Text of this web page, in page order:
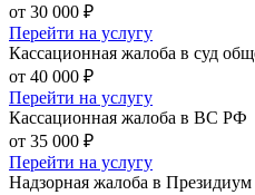
от 30 000 ₽
Перейти на услугу
Кассационная жалоба в суд
от 40 000 ₽
Перейти на услугу
Кассационная жалоба в ВС РФ
от 35 000 ₽
Перейти на услугу
Надзорная жалоба в